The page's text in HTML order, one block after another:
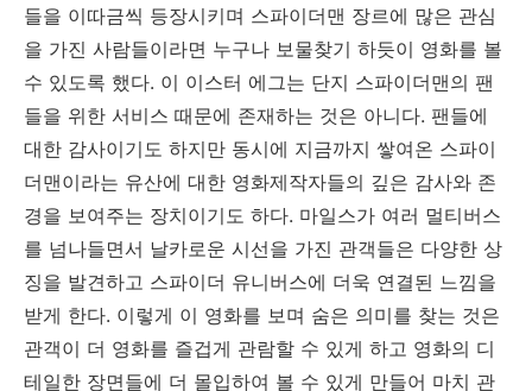
들을 이따금씩 등장시키며 스파이더맨 장르에 많은 관심
을 가진 사람들이라면 누구나 보물찾기 하듯이 영화를 볼
수 있도록 했다. 이 이스터 에그는 단지 스파이더맨의 팬
들을 위한 서비스 때문에 존재하는 것은 아니다. 팬들에
대한 감사이기도 하지만 동시에 지금까지 쌓여온 스파이
더맨이라는 유산에 대한 영화제작자들의 깊은 감사와 존
경을 보여주는 장치이기도 하다. 마일스가 여러 멀티버스
를 넘나들면서 날카로운 시선을 가진 관객들은 다양한 상
징을 발견하고 스파이더 유니버스에 더욱 연결된 느낌을
받게 한다. 이렇게 이 영화를 보며 숨은 의미를 찾는 것은
관객이 더 영화를 즐겁게 관람할 수 있게 하고 영화의 디
테일한 장면들에 더 몰입하여 볼 수 있게 만들어 마치 관